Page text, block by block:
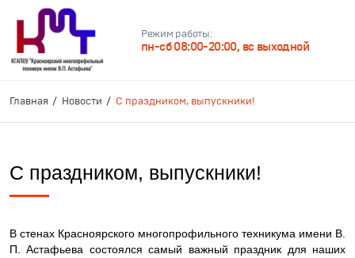
Режим работы:
пн-сб 08:00-20:00, вс выходной
Главная Новости С праздником, выпускники!
С праздником, выпускники!
В стенах Красноярского многопрофильного техникума имени В.
П. Астафьева состоялся самый важный праздник для наших